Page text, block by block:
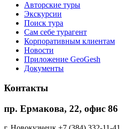
Авторские туры
Экскурсии
Поиск тура
Cам себе турагент
Корпоративным клиентам
Новости
Приложение GeoGesh
Документы
Контакты
пр. Ермакова, 22, офис 86